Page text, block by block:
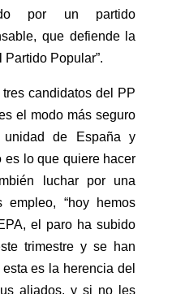
por un partido
que defiende la
Popular”.
tres candidatos del PP
el modo más seguro
de España y
es lo que quiere hacer
luchar por una
“hoy hemos
el paro ha subido
trimestre y se han
es la herencia del
aliados, y si no les